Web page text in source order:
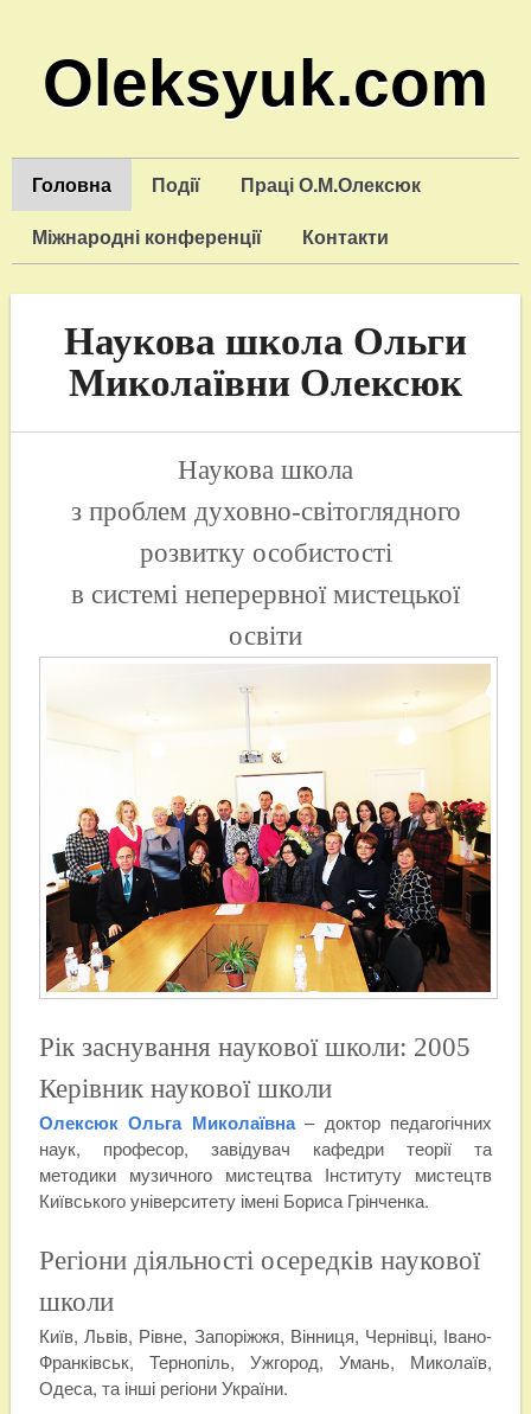
Oleksyuk.com
Головна Події
Праці О.М.Олексюк
Міжнародні конференції
Контакти
Наукова школа Ольги
Миколаївни Олексюк
Наукова школа
з проблем духовно-світоглядного
розвитку особистості
в системі неперервної мистецької
освіти
Рік заснування наукової школи: 2005
Керівник наукової школи
Олексюк Ольга Миколаївна – доктор педагогічних
наук, професор, завідувач кафедри теорії та
методики музичного мистецтва Інституту мистецтв
Київського університету імені Бориса Грінченка.
Регіони діяльності осередків наукової
школи
Київ, Львів, Рівне, Запоріжжя, Вінниця, Чернівці, Івано-
Франківськ, Тернопіль, Ужгород, Умань, Миколаїв,
Одеса, та інші регіони України.